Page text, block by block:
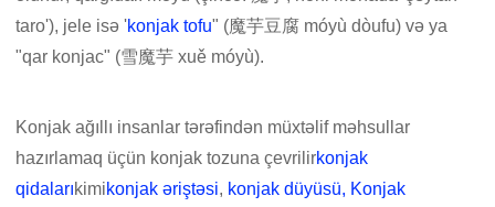
taro'), jele isə 'konjak tofu" (魔芋豆腐 móyù dòufu) və ya
"qar konjac" (雪魔芋 xuě móyù).
Konjak ağıllı insanlar tərəfindən müxtəlif məhsullar
hazırlamaq üçün konjak tozuna çevrilirkonjak
qidalarıkimikonjak əriştəsi, konjak düyüsü, Konjak